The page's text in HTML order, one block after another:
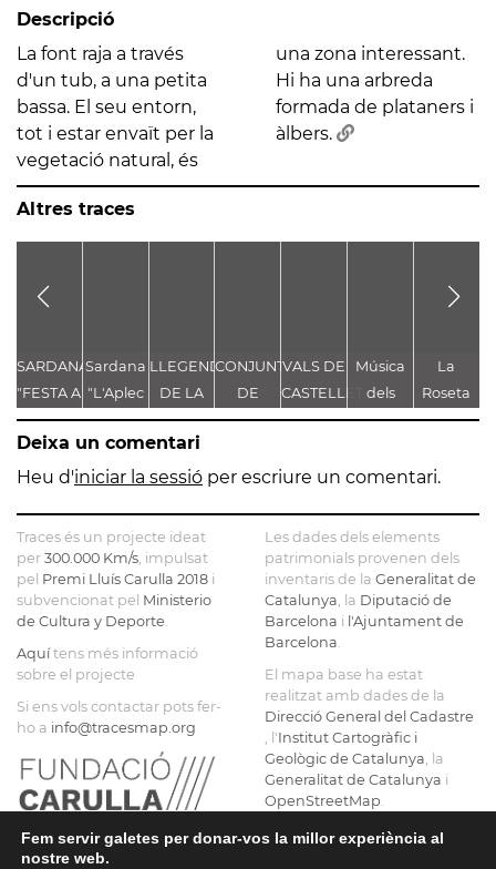
Descripció
La font raja a través
d'un tub, a una petita
bassa. El seu entorn,
tot i estar envaït per la
vegetació natural, és
una zona interessant.
Hi ha una arbreda
formada de plataners i
àlbers.
Altres traces
SARDANA
"FESTA A
CASTELLET"
Sardana
"L'Aplec
d'Artés"
LLEGENDA
DE LA
TROBALLA
DE LA
MARE
CASTELLET
CONJUNT
DE
LLEGENDES
AL CAMÍ
VALS DE
CASTELLET
Música
dels
Pastorets
La
Roseta
de
o de
fem
borbons
a la
Deixa un comentari
Heu d'iniciar la sessió per escriure un comentari.
Traces és un projecte ideat
per 300.000 Km/s , impulsat
pel Premi Lluís Carulla 2018 i
subvencionat pel Ministerio
de Cultura y Deporte
Aquítens més informació
sobre el projecte
Si ens vols contactar pots fer-
ho a info@tracesmap.org
Les dades dels elements
patrimonials provenen dels
inventaris de la Generalitat de
Catalunya , la Diputació de
Barcelona i l'Ajuntament de
Barcelona
El mapa base ha estat
realitzat amb dades de la
Direcció General del Cadastre
, l'Institut Cartogràfic i
Geològic de Catalunya , la
Generalitat de Catalunya i
OpenStreetMap
Fem servir galetes per donar-vos la millor experiència al
nostre web.